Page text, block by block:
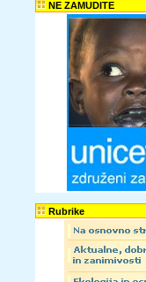
NE ZAMUDITE
Rubrike